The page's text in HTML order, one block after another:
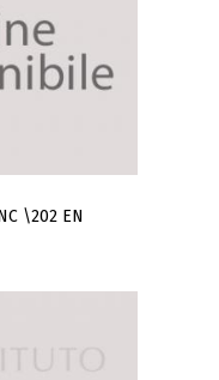
\202 EN